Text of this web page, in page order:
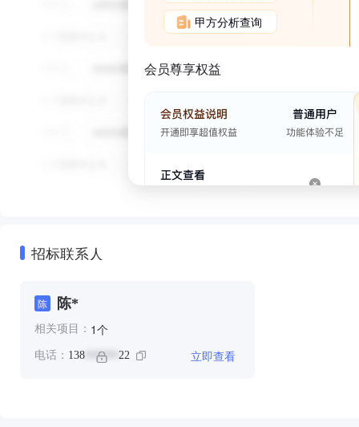
甲方分析查询
会员尊享权益
招标联系人
陈 陈*
相关项目： 1个
电话： 138 ****** 22 立即查看